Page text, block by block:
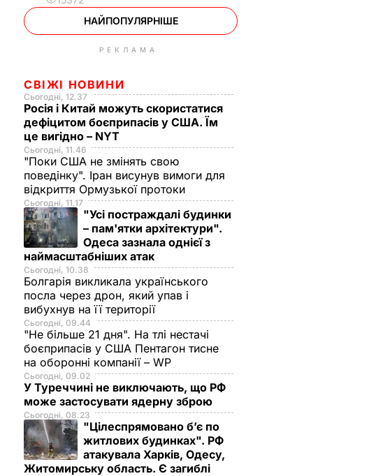
НАЙПОПУЛЯРНІШЕ
РЕКЛАМА
СВІЖІ НОВИНИ
Сьогодні, 12.37
Росія і Китай можуть скористатися
дефіцитом боєприпасів у США. Їм
це вигідно – NYT
Сьогодні, 11.46
"Поки США не змінять свою
поведінку". Іран висунув вимоги для
відкриття Ормузької протоки
Сьогодні, 11.17
"Усі постраждалі будинки
– пам'ятки архітектури".
Одеса зазнала однієї з
наймасштабніших атак
Сьогодні, 10.38
Болгарія викликала українського
посла через дрон, який упав і
вибухнув на її території
Сьогодні, 09.44
"Не більше 21 дня". На тлі нестачі
боєприпасів у США Пентагон тисне
на оборонні компанії – WP
Сьогодні, 09.02
У Туреччині не виключають, що РФ
може застосувати ядерну зброю
Сьогодні, 08.23
"Цілеспрямовано бʼє по
житлових будинках". РФ
атакувала Харків, Одесу,
Житомирську область. Є загиблі